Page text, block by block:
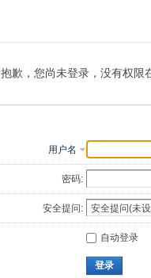
抱歉，您尚未登录，没有权限
用户名
密码:
安全提问:
自动登录
登录